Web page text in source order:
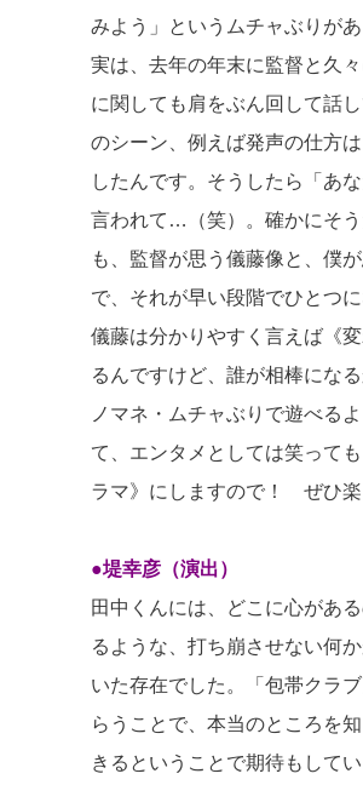
みよう」というムチャぶりが
実は、去年の年末に監督と久
に関しても肩をぶん回して話
のシーン、例えば発声の仕方
したんです。そうしたら「あ
言われて…（笑）。確かにそ
も、監督が思う儀藤像と、僕
で、それが早い段階でひとつ
儀藤は分かりやすく言えば《
るんですけど、誰が相棒にな
ノマネ・ムチャぶりで遊べる
て、エンタメとしては笑って
ラマ》にしますので！ ぜひ楽
●堤幸彦（演出）
田中くんには、どこに心があ
るような、打ち崩させない何
いた存在でした。「包帯クラ
らうことで、本当のところを
きるということで期待もして